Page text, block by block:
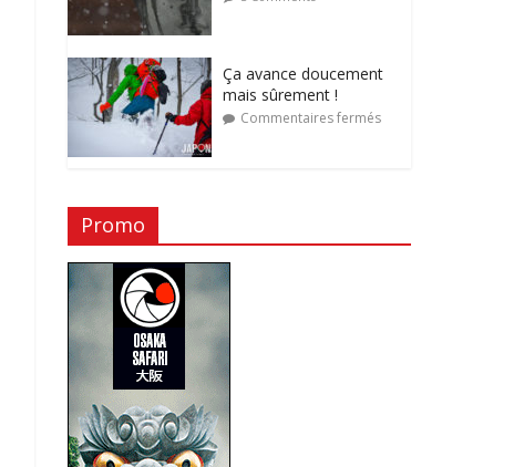
Ça avance doucement
mais sûrement !
Commentaires fermés
Promo